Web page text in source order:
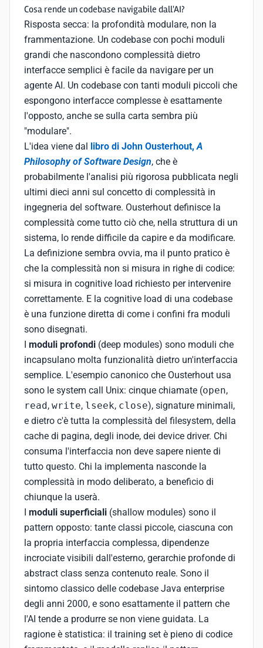
Cosa rende un codebase navigabile dall'AI?
Risposta secca: la profondità modulare, non la
frammentazione. Un codebase con pochi moduli
grandi che nascondono complessità dietro
interfacce semplici è facile da navigare per un
agente AI. Un codebase con tanti moduli piccoli che
espongono interfacce complesse è esattamente
l'opposto, anche se sulla carta sembra più
"modulare".
L'idea viene dal libro di John Ousterhout,A
Philosophy of Software Design, che è
probabilmente l'analisi più rigorosa pubblicata negli
ultimi dieci anni sul concetto di complessità in
ingegneria del software. Ousterhout definisce la
complessità come tutto ciò che, nella struttura di un
sistema, lo rende difficile da capire e da modificare.
La definizione sembra ovvia, ma il punto pratico è
che la complessità non si misura in righe di codice:
si misura in cognitive load richiesto per intervenire
correttamente. E la cognitive load di una codebase
è una funzione diretta di come i confini fra moduli
sono disegnati.
I moduli profondi (deep modules) sono moduli che
incapsulano molta funzionalità dietro un'interfaccia
semplice. L'esempio canonico che Ousterhout usa
sono le system call Unix: cinque chiamate (open,
read, write, lseek, close), signature minimali,
e dietro c'è tutta la complessità del filesystem, della
cache di pagina, degli inode, dei device driver. Chi
consuma l'interfaccia non deve sapere niente di
tutto questo. Chi la implementa nasconde la
complessità in modo deliberato, a beneficio di
chiunque la userà.
I moduli superficiali (shallow modules) sono il
pattern opposto: tante classi piccole, ciascuna con
la propria interfaccia complessa, dipendenze
incrociate visibili dall'esterno, gerarchie profonde di
abstract class senza contenuto reale. Sono il
sintomo classico delle codebase Java enterprise
degli anni 2000, e sono esattamente il pattern che
l'AI tende a produrre se non viene guidata. La
ragione è statistica: il training set è pieno di codice